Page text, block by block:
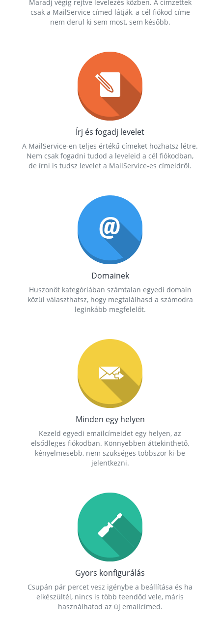
Maradj végig rejtve levelezés közben. A címzettek
csak a MailService címed látják, a cél fiókod címe
nem derül ki sem most, sem később.
Írj és fogadj levelet
A MailService-en teljes értékű címeket hozhatsz létre.
Nem csak fogadni tudod a leveleid a cél fiókodban,
de írni is tudsz levelet a MailService-es címeidről.
Domainek
Huszonöt kategóriában számtalan egyedi domain
közül választhatsz, hogy megtalálhasd a számodra
leginkább megfelelőt.
Minden egy helyen
Kezeld egyedi emailcímeidet egy helyen, az
elsődleges fiókodban. Könnyebben áttekinthető,
kényelmesebb, nem szükséges többször ki-be
jelentkezni.
Gyors konfigurálás
Csupán pár percet vesz igénybe a beállítása és ha
elkészültél, nincs is több teendőd vele, máris
használhatod az új emailcímed.